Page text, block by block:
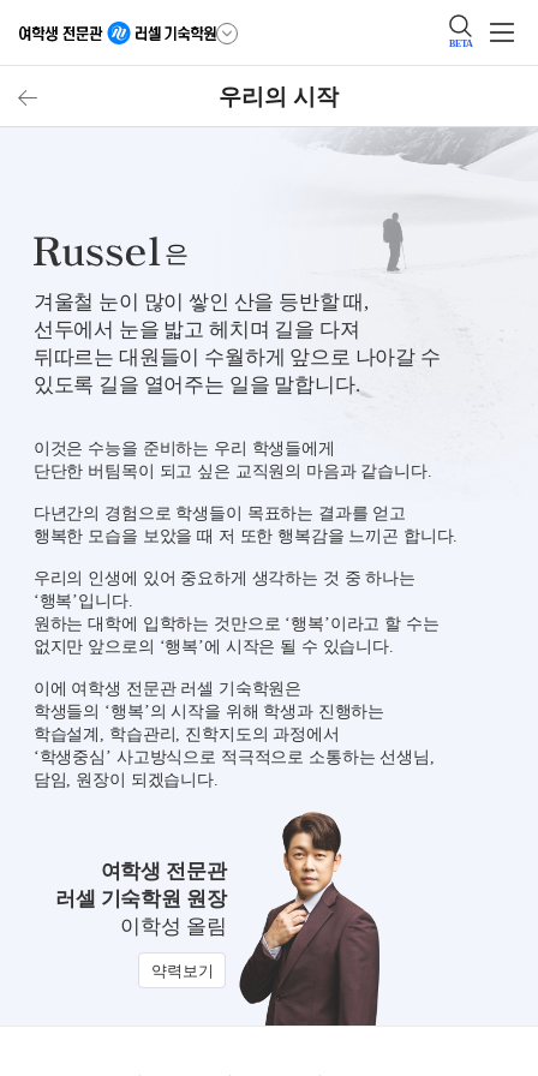
BETA
우리의 시작
은
겨울철 눈이 많이 쌓인 산을 등반할 때,
선두에서 눈을 밟고 헤치며 길을 다져
뒤따르는 대원들이 수월하게 앞으로 나아갈 수
있도록 길을 열어주는 일을 말합니다.
이것은 수능을 준비하는 우리 학생들에게
단단한 버팀목이 되고 싶은 교직원의 마음과 같습니다.
다년간의 경험으로 학생들이 목표하는 결과를 얻고
행복한 모습을 보았을 때 저 또한 행복감을 느끼곤 합니다.
우리의 인생에 있어 중요하게 생각하는 것 중 하나는
‘행복’입니다.
원하는 대학에 입학하는 것만으로 ‘행복’이라고 할 수는
없지만 앞으로의 ‘행복’에 시작은 될 수 있습니다.
이에 여학생 전문관 러셀 기숙학원은
학생들의 ‘행복’의 시작을 위해 학생과 진행하는
학습설계, 학습관리, 진학지도의 과정에서
‘학생중심’ 사고방식으로 적극적으로 소통하는 선생님,
담임, 원장이 되겠습니다.
여학생 전문관
러셀 기숙학원 원장
이학성 올림
약력보기